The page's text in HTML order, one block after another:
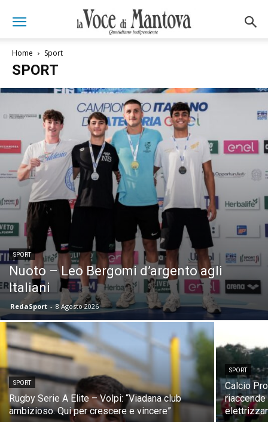
Home Sport
SPORT
SPORT
Nuoto – Leo Bergomi d’argento agli
Italiani
RedaSport - 8 Agosto 2026
SPORT
Rugby Serie A Elite – Volpi: “Viadana club
ambizioso. Qui per crescere e vincere”
SPORT
Calcio